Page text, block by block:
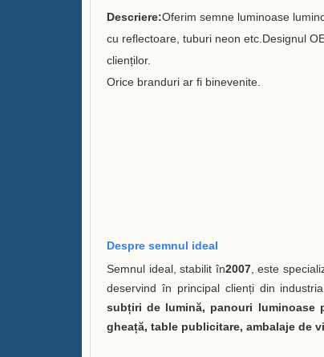
Descriere:Oferim semne luminoase
cu reflectoare, tuburi neon etc. Designul
clienților.
Orice branduri ar fi binevenite.
Despre semnul ideal
Semnul ideal, stabilit în2007, este
deservind în principal clienți din
subțiri de lumină, panouri
gheață, table publicitare, ambalaje de